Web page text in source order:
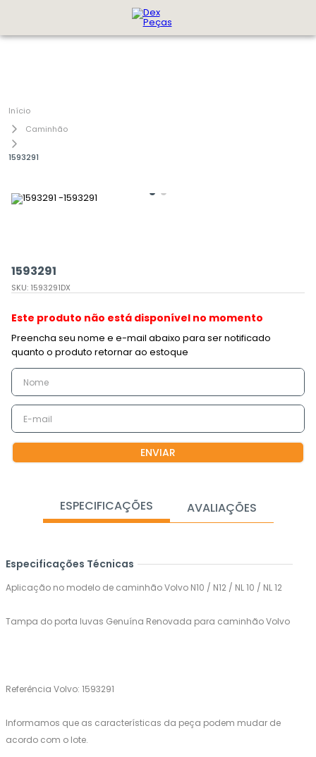
Caminhão
1593291
1593291
SKU: 1593291DX
Este produto não está disponível no momento
ENVIAR
ESPECIFICAÇÕES AVALIAÇÕES
Especificações Técnicas
Aplicação no modelo de caminhão Volvo N10 / N12 / NL 10 / NL 12
Tampa do porta luvas Genuína Renovada para caminhão Volvo
Referência Volvo: 1593291
Informamos que as características da peça podem mudar de
acordo com o lote.